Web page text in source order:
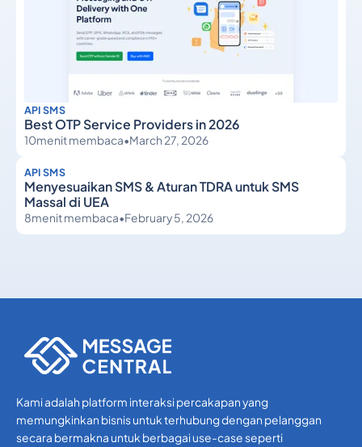
API SMS
Best OTP Service Providers in 2026
10menit membaca•March 27, 2026
API SMS
Menyesuaikan SMS & Aturan TDRA untuk SMS
Massal di UEA
8menit membaca•February 5, 2026
Kami adalah platform interaksi percakapan yang
memungkinkan bisnis untuk terhubung dengan pelanggan
secara bermakna untuk berbagai use-case seperti